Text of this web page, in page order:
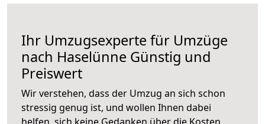
Ihr Umzugsexperte für Umzüge
nach Haselünne Günstig und
Preiswert
Wir verstehen, dass der Umzug an sich schon
stressig genug ist, und wollen Ihnen dabei